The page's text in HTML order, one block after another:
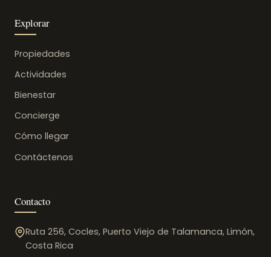
Explorar
Propiedades
Actividades
Bienestar
Concierge
Cómo llegar
Contáctenos
Contacto
Ruta 256, Cocles, Puerto Viejo de Talamanca, Limón,
Costa Rica